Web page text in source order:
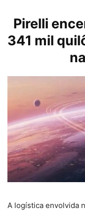
Pirelli
341 mil
A logística envolvida